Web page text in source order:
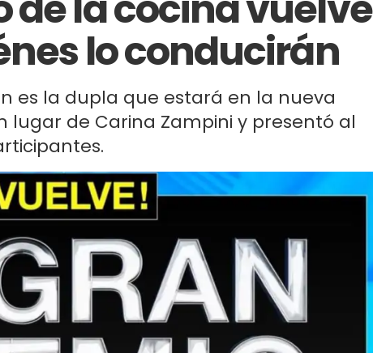
lo conducirán
es la dupla que estará en la nueva
de Carina Zampini y presentó al